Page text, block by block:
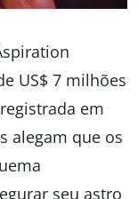
US$ 7 milhões
em
alegam que os
seu astro